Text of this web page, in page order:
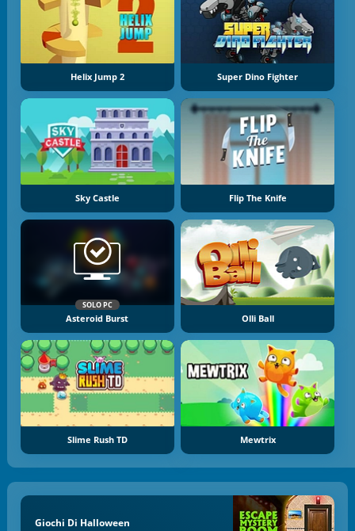
Helix Jump 2 Super Dino Fighter
Sky Castle Flip The Knife
SOLO PC
Asteroid Burst Olli Ball
Slime Rush TD Mewtrix
Giochi Di Halloween